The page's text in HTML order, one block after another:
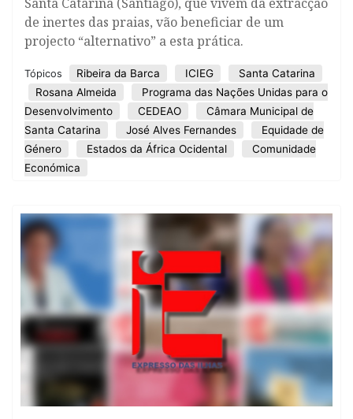
de inertes das praias, vão beneficiar de um
projecto “alternativo” a esta prática.
Tópicos Ribeira da Barca ICIEG
Santa Catarina
Rosana Almeida
Programa das Nações Unidas para o
Desenvolvimento
CEDEAO
Câmara Municipal de
Santa Catarina
José Alves Fernandes
Equidade de
Género
Estados da África Ocidental
Comunidade
Económica